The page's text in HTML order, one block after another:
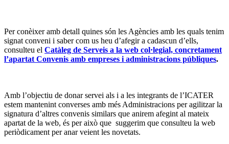
Per conèixer amb detall quines són les Agències amb les quals tenim
signat conveni i saber com us heu d’afegir a cadascun d’ells,
consulteu el Catàleg de Serveis a la web col·legial, concretament
l’apartat Convenis amb empreses i administracions públiques.
Amb l’objectiu de donar servei als i a les integrants de l’ICATER
estem mantenint converses amb més Administracions per agilitzar la
signatura d’altres convenis similars que anirem afegint al mateix
apartat de la web, és per això que suggerim que consulteu la web
periòdicament per anar veient les novetats.